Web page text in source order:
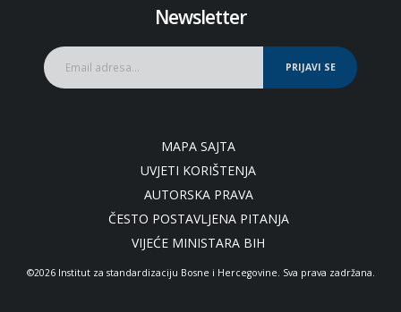
Newsletter
PRIJAVI SE
MAPA SAJTA
UVJETI KORIŠTENJA
AUTORSKA PRAVA
ČESTO POSTAVLJENA PITANJA
VIJEĆE MINISTARA BIH
©2026 Institut za standardizaciju Bosne i Hercegovine. Sva prava zadržana.